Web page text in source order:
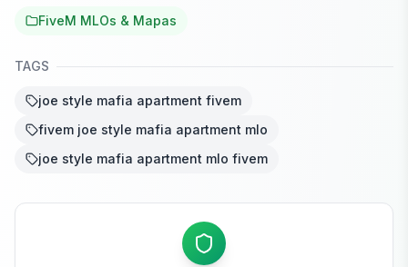
FiveM MLOs & Mapas
TAGS
joe style mafia apartment fivem
fivem joe style mafia apartment mlo
joe style mafia apartment mlo fivem